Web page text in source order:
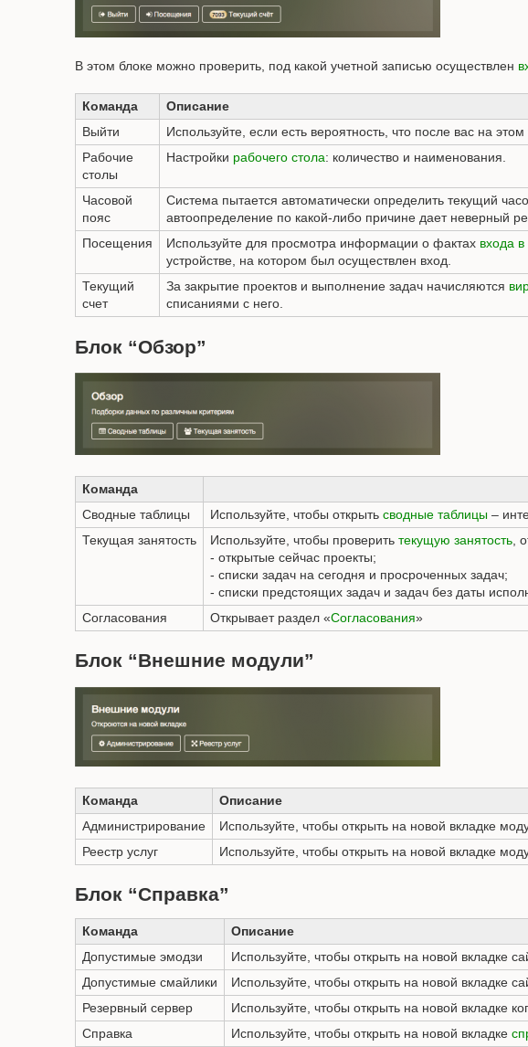
В этом блоке можно проверить, под какой учетной записью осуществлен
Команда
Описание
Выйти
Используйте, если есть вероятность, что после вас на
Рабочие
столы
Настройки рабочего стола: количество и наименования.
Часовой
пояс
Система пытается автоматически определить текущий
автоопределение по какой-либо причине дает неверный
Посещения
Используйте для просмотра информации о фактах входа
устройстве, на котором был осуществлен вход.
Текущий
счет
За закрытие проектов и выполнение задач начисляются
списаниями с него.
Блок “Обзор”
Команда
Сводные таблицы
Используйте, чтобы открыть сводные таблицы –
Текущая занятость
Используйте, чтобы проверить текущую занятость ,
- открытые сейчас проекты;
- списки задач на сегодня и просроченных задач;
- списки предстоящих задач и задач без даты
Согласования
Открывает раздел «Согласования»
Блок “Внешние модули”
Команда
Описание
Администрирование
Используйте, чтобы открыть на новой вкладке
Реестр услуг
Используйте, чтобы открыть на новой вкладке
Блок “Справка”
Команда
Описание
Допустимые эмодзи
Используйте, чтобы открыть на новой вкладке
Допустимые смайлики
Используйте, чтобы открыть на новой вкладке
Резервный сервер
Используйте, чтобы открыть на новой вкладке
Справка
Используйте, чтобы открыть на новой вкладке